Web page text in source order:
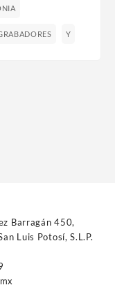
Y
Barragán 450,
Luis Potosí, S.L.P.